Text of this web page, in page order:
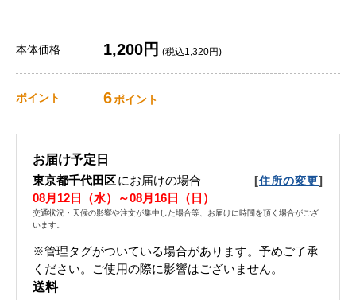
本体価格 1,200円 (税込1,320円)
ポイント 6ポイント
お届け予定日
東京都千代田区にお届けの場合 [住所の変更]
08月12日（水）～08月16日（日）
交通状況・天候の影響や注文が集中した場合等、お届けに時間を頂く場合がござ
います。
※管理タグがついている場合があります。予めご了承
ください。ご使用の際に影響はございません。
送料